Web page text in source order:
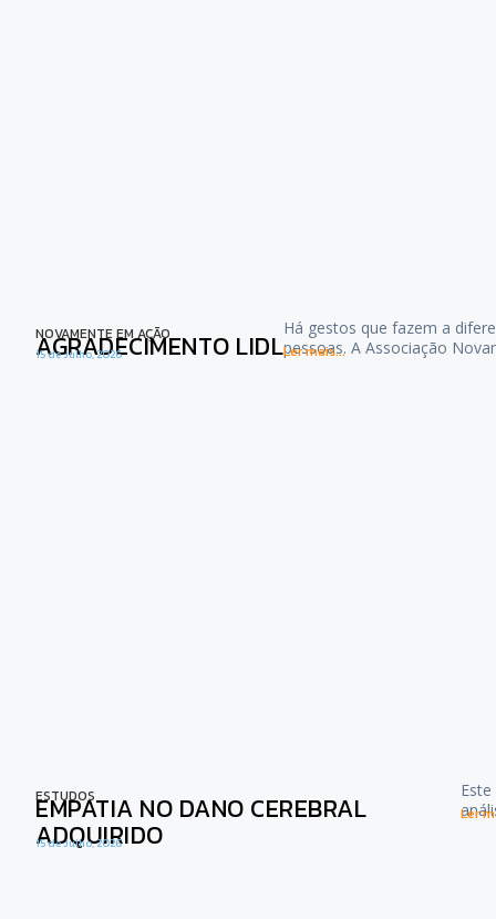
NOVAMENTE EM AÇÃO
AGRADECIMENTO LIDL
15 de Julho, 2026
Há gestos que fazem a
pessoas. A Associação
Ler mais...
ESTUDOS
EMPATIA NO DANO CEREBRAL
ADQUIRIDO
15 de Julho, 2026
Ler